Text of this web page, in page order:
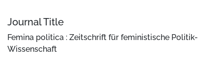
Journal Title
Femina politica : Zeitschrift für feministische Politik-
Wissenschaft